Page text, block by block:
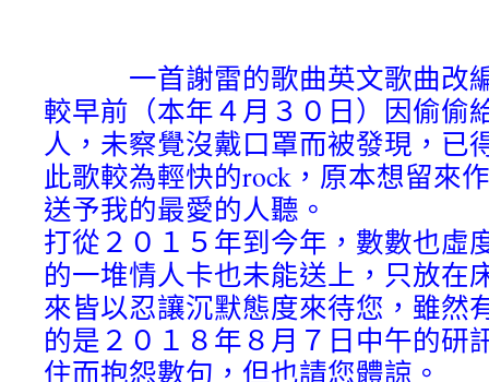
一首謝雷的歌曲英文歌曲改編
較早前（本年４月３０日）因偷偷
人，未察覺沒戴口罩而被發現，已
此歌較為輕快的rock，原本想留來
送予我的最愛的人聽。
打從２０１５年到今年，數數也虛
的一堆情人卡也未能送上，只放在
來皆以忍讓沉默態度來待您，雖然
的是２０１８年８月７日中午的研
住而抱怨數句，但也請您體諒。